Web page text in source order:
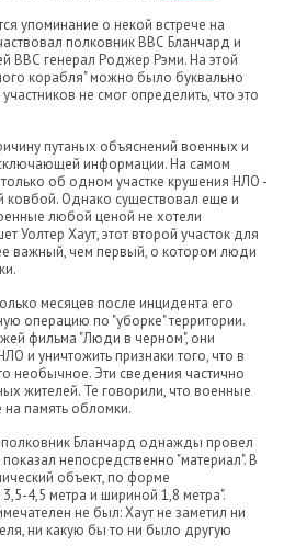
упоминание о некой встрече на
полковник ВВС Бланчард и
ВВС генерал Роджер Рэми. На этой
корабля" можно было буквально
не смог определить, что это
путаных объяснений военных и
информации. На самом
об одном участке крушения НЛО -
ковбой. Однако существовал еще и
любой ценой не хотели
Уолтер Хаут, этот второй участок для
важный, чем первый, о котором люди
месяцев после инцидента его
операцию по "уборке" территории.
фильма "Люди в черном", они
и уничтожить признаки того, что в
необычное. Эти сведения частично
жителей. Те говорили, что военные
память обломки.
полковник Бланчард однажды провел
непосредственно "материал". В
объект, по форме
4,5 метра и шириной 1,8 метра".
не был: Хаут не заметил ни
ни какую бы то ни было другую